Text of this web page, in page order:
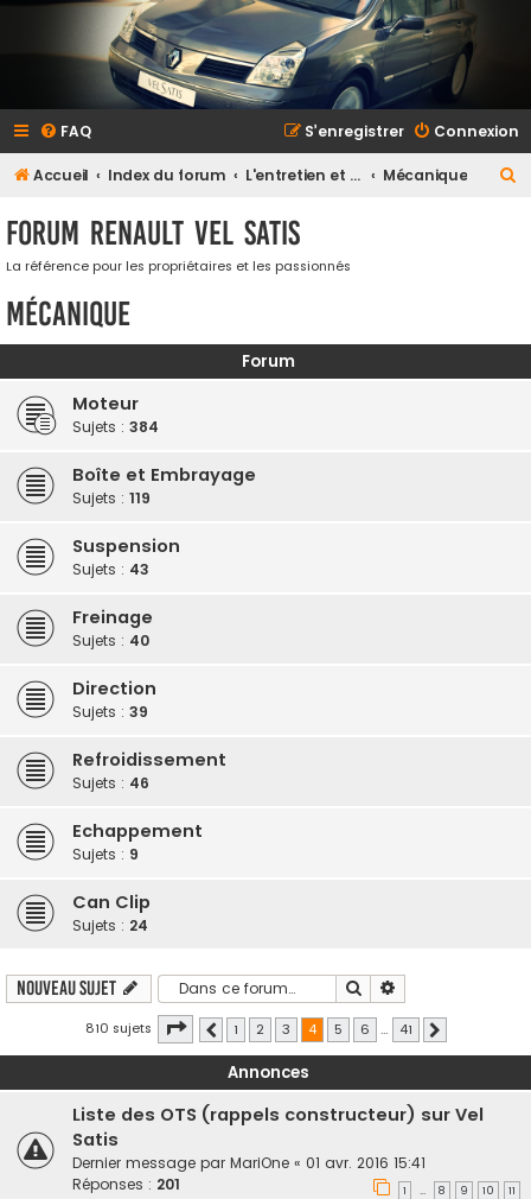
FAQ Connexion
S’enregistrer
Accueil Index du forum L'entretien et la maintenance Mécanique
Forum Renault VEL SATIS
La référence pour les propriétaires et les passionnés
Mécanique
Forum
Moteur
Sujets : 384
Boîte et Embrayage
Sujets : 119
Suspension
Sujets : 43
Freinage
Sujets : 40
Direction
Sujets : 39
Refroidissement
Sujets : 46
Echappement
Sujets : 9
Can Clip
Sujets : 24
Nouveau sujet Rechercher
810 sujets Page sur41
Précédente
1 2 3 4 5 6 … 41
Annonces
Liste des OTS (rappels constructeur) sur Vel
Satis
Dernier message par MariOne « 01 avr. 2016 15:41
Réponses : 201 1 … 8 9 10 11